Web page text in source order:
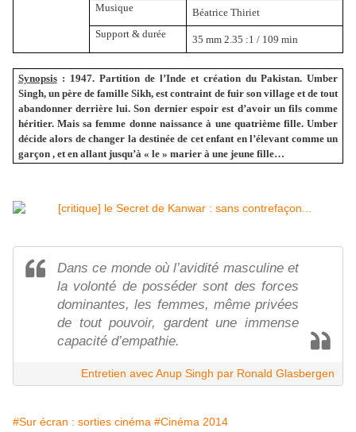
Musique
Béatrice Thiriet
Support & durée
35 mm 2.35 :1 / 109 min
Synopsis : 1947. Partition de l’Inde et création du Pakistan. Umber
Singh, un père de famille Sikh, est contraint de fuir son village et de tout
abandonner derrière lui. Son dernier espoir est d’avoir un fils comme
héritier. Mais sa femme donne naissance à une quatrième fille. Umber
décide alors de changer la destinée de cet enfant en l’élevant comme un
garçon , et en allant jusqu’à « le » marier à une jeune fille…
Dans ce monde où l’avidité masculine et
la volonté de posséder sont des forces
dominantes, les femmes, même privées
de tout pouvoir, gardent une immense
capacité d’empathie.
Entretien avec Anup Singh par Ronald Glasbergen
#Sur écran : sorties cinéma #Cinéma 2014